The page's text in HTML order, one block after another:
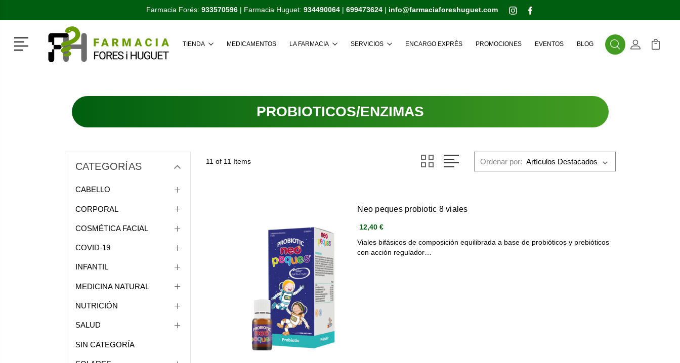
Farmacia Forés: 933570596| Farmacia Huguet: 934490064| 699473624| info@farmaciaforeshuguet.com
Menú TIENDA MEDICAMENTOS LA FARMACIA SERVICIOS ENCARGO EXPRÉS PROMOCIONES EVENTOS BLOG BuscarMi Cuenta
Mi
PROBIOTICOS/ENZIMAS
CATEGORÍAS
CABELLO
CORPORAL
COSMÉTICA FACIAL
COVID-19
INFANTIL
MEDICINA NATURAL
NUTRICIÓN
SALUD
SIN CATEGORÍA
11 of 11 Items Ordenar por:
Neo peques probiotic 8 viales
12,40 €
Viales bifásicos de composición equilibrada a base de probióticos y prebióticos
con acción regulador…